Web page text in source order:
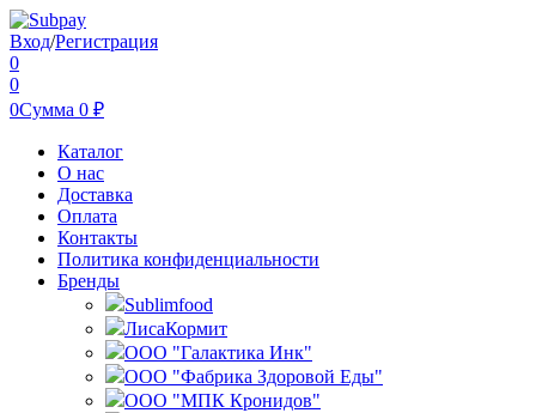
Вход/Регистрация
0
0
0Сумма 0 ₽
Каталог
О нас
Доставка
Оплата
Контакты
Политика конфиденциальности
Бренды
Sublimfood
ЛисаКормит
ООО "Галактика Инк"
ООО "Фабрика Здоровой Еды"
ООО "МПК Кронидов"